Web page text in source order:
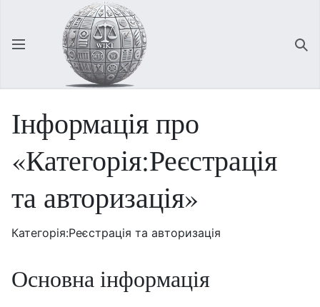
Відкрити головне меню
Інформація про
«Категорія:Реєстрація
та авторизація»
Категорія:Реєстрація та авторизація
Основна інформація